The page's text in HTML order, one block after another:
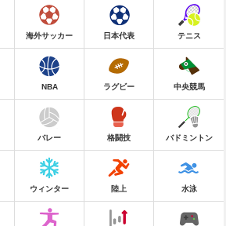
海外サッカー 日本代表 テニス
NBA ラグビー 中央競馬
バレー 格闘技 バドミントン
ウィンター 陸上 水泳